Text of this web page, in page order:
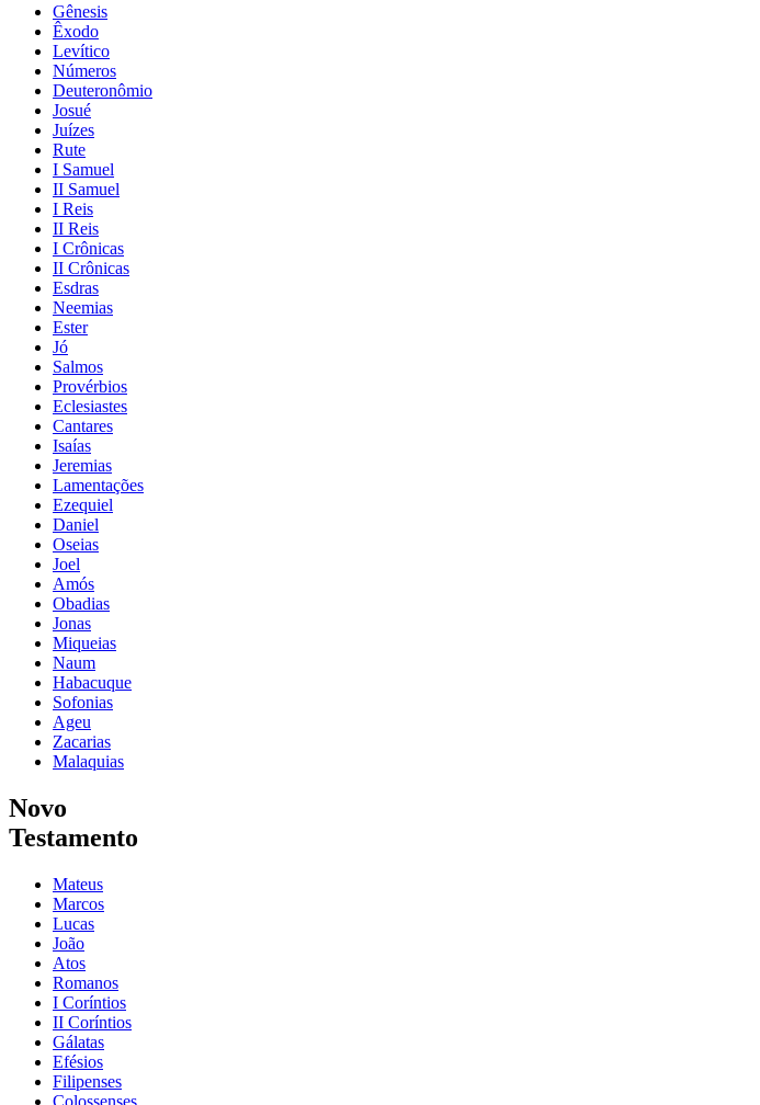
Gênesis
Êxodo
Levítico
Números
Deuteronômio
Josué
Juízes
Rute
I Samuel
II Samuel
I Reis
II Reis
I Crônicas
II Crônicas
Esdras
Neemias
Ester
Jó
Salmos
Provérbios
Eclesiastes
Cantares
Isaías
Jeremias
Lamentações
Ezequiel
Daniel
Oseias
Joel
Amós
Obadias
Jonas
Miqueias
Naum
Habacuque
Sofonias
Ageu
Zacarias
Malaquias
Novo
Testamento
Mateus
Marcos
Lucas
João
Atos
Romanos
I Coríntios
II Coríntios
Gálatas
Efésios
Filipenses
Colossenses